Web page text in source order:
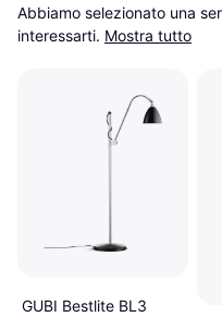
Abbiamo selezionato una
interessarti. Mostra tutto
GUBI Bestlite BL3